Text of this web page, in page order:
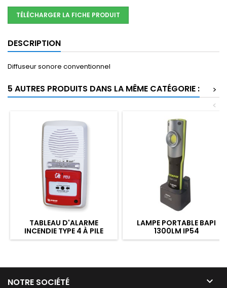
TÉLÉCHARGER LA FICHE PRODUIT
DESCRIPTION
Diffuseur sonore conventionnel
5 AUTRES PRODUITS DANS LA MÊME CATÉGORIE :
>
<
TABLEAU D'ALARME
INCENDIE TYPE 4 À PILE
LAMPE PORTABLE BAPI
1300LM IP54
NOTRE SOCIÉTÉ 